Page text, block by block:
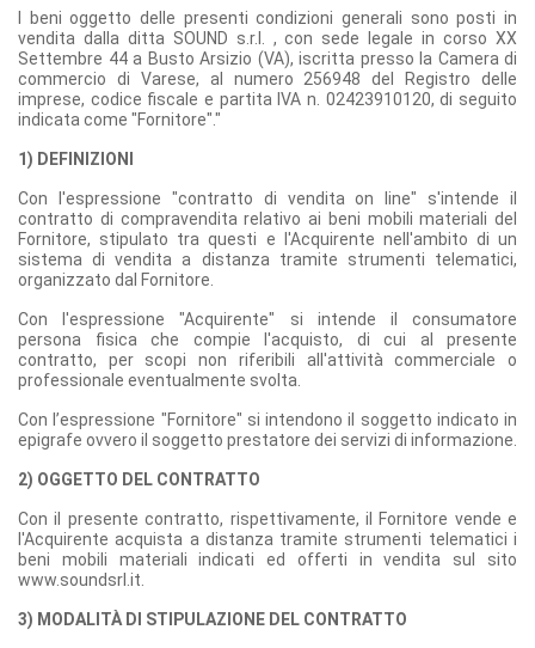
I beni oggetto delle presenti condizioni generali sono posti in
vendita dalla ditta SOUND s.r.l. , con sede legale in corso XX
Settembre 44 a Busto Arsizio (VA), iscritta presso la Camera di
commercio di Varese, al numero 256948 del Registro delle
imprese, codice fiscale e partita IVA n. 02423910120, di seguito
indicata come "Fornitore"."
1) DEFINIZIONI
Con l'espressione "contratto di vendita on line" s'intende il
contratto di compravendita relativo ai beni mobili materiali del
Fornitore, stipulato tra questi e l'Acquirente nell'ambito di un
sistema di vendita a distanza tramite strumenti telematici,
organizzato dal Fornitore.
Con l'espressione "Acquirente" si intende il consumatore
persona fisica che compie l'acquisto, di cui al presente
contratto, per scopi non riferibili all'attività commerciale o
professionale eventualmente svolta.
Con l’espressione "Fornitore" si intendono il soggetto indicato in
epigrafe ovvero il soggetto prestatore dei servizi di informazione.
2) OGGETTO DEL CONTRATTO
Con il presente contratto, rispettivamente, il Fornitore vende e
l'Acquirente acquista a distanza tramite strumenti telematici i
beni mobili materiali indicati ed offerti in vendita sul sito
www.soundsrl.it.
3) MODALITÀ DI STIPULAZIONE DEL CONTRATTO